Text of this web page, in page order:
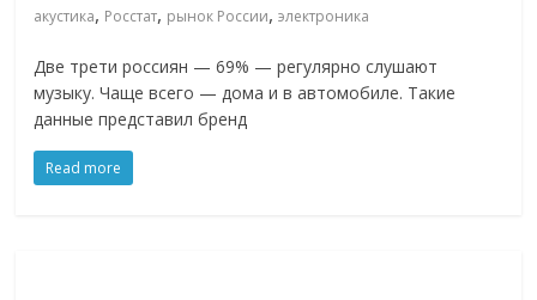
акустика, Росстат, рынок России,электроника
Две трети россиян — 69% — регулярно слушают
музыку. Чаще всего — дома и в автомобиле. Такие
данные представил бренд
Read more